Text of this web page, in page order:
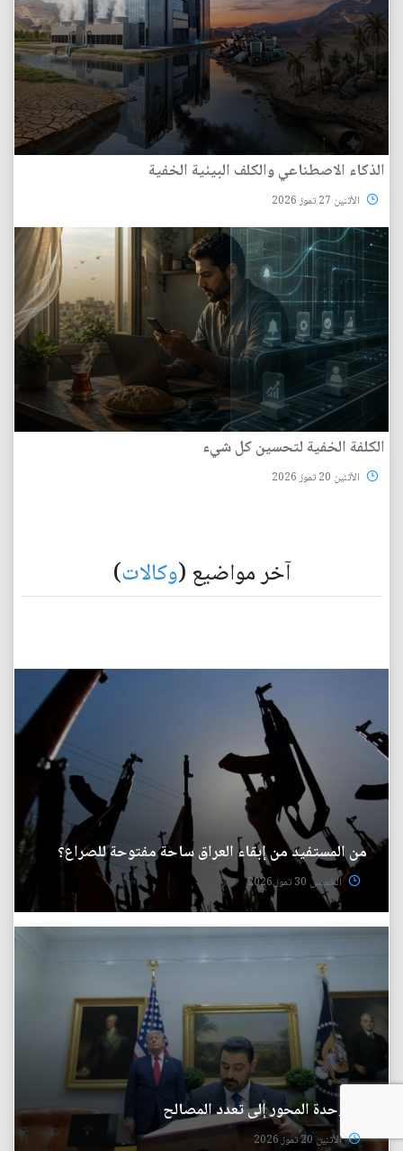
الذكاء الاصطناعي والكلف البيئية الخفية
الأثنين 27 تموز 2026
الكلفة الخفية لتحسين كل شيء
الأثنين 20 تموز 2026
آخر مواضيع (وكالات)
من المستفيد من إبقاء العراق ساحة مفتوحة للصراع؟
الخميس 30 تموز 2026
من وحدة المحور إلى تعدد المصالح
الأثنين 20 تموز 2026